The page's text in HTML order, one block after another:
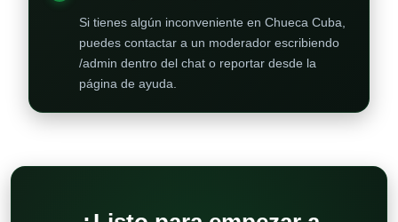
Si tienes algún inconveniente en Chueca Cuba,
puedes contactar a un moderador escribiendo
/admin dentro del chat o reportar desde la
página de ayuda.